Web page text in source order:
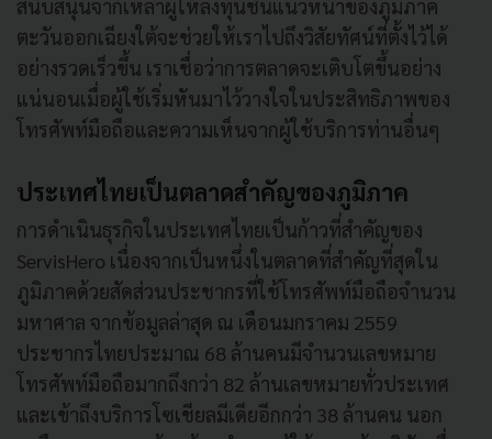
สนับสนุนจากเหล่าผู้ให้ลงทุนชั้นแนวหน้าของภูมิภาค
ตะวันออกเฉียงใต้จะช่วยให้เราไปถึงวิสัยทัศน์ที่ตั้งไว้ได้
อย่างรวดเร็วขึ้น เราเชื่อว่าการตลาดจะเติบโตขึ้นอย่าง
แน่นอนเมื่อผู้ใช้เริ่มหันมาไว้วางใจในประสิทธิภาพของ
โทรศัพท์มือถือและความเห็นจากผู้ใช้บริการท่านอื่นๆ
ประเทศไทยเป็นตลาดสำคัญของภูมิภาค
การดำเนินธุรกิจในประเทศไทยเป็นก้าวที่สำคัญของ
ServisHero เนื่องจากเป็นหนึ่งในตลาดที่สำคัญที่สุดใน
ภูมิภาคด้วยสัดส่วนประชากรที่ใช้โทรศัพท์มือถือจำนวน
มหาศาล จากข้อมูลล่าสุด ณ เดือนมกราคม 2559
ประชากรไทยประมาณ 68 ล้านคนมีจำนวนเลขหมาย
โทรศัพท์มือถือมากถึงกว่า 82 ล้านเลขหมายทั่วประเทศ
และเข้าถึงบริการโซเชียลมีเดียอีกกว่า 38 ล้านคน นอก